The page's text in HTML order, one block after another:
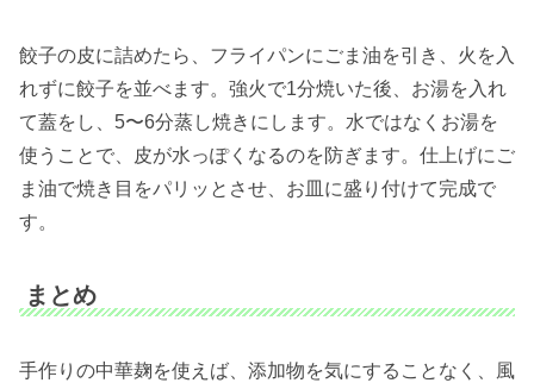
餃子の皮に詰めたら、フライパンにごま油を引き、火を入
れずに餃子を並べます。強火で1分焼いた後、お湯を入れ
て蓋をし、5〜6分蒸し焼きにします。水ではなくお湯を
使うことで、皮が水っぽくなるのを防ぎます。仕上げにご
ま油で焼き目をパリッとさせ、お皿に盛り付けて完成で
す。
まとめ
手作りの中華麹を使えば、添加物を気にすることなく、風